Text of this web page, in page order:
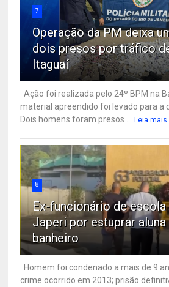
7
Operação da PM deixa
dois presos por tráfico
Itaguaí
Ação foi realizada pelo 24º BPM na
material apreendido foi levado para a
Dois homens foram presos ...
Leia mais
8
Ex-funcionário de
Japeri por estuprar
banheiro
Homem foi condenado a mais de 9
crime ocorrido em 2013; prisão